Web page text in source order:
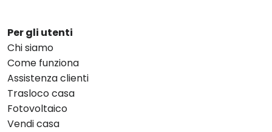
Per gli utenti
Chi siamo
Come funziona
Assistenza clienti
Trasloco casa
Fotovoltaico
Vendi casa